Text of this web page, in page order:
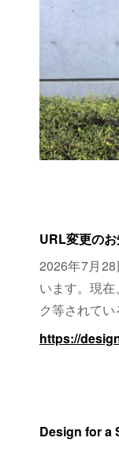
URL変更の
2026年7月
います。現
ク等されて
https://
Design for a